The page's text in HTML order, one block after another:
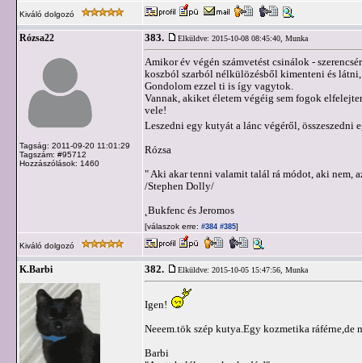
Kiváló dolgozó
Rózsa22
Tagság: 2011-09-20 11:01:29
Tagszám: #95712
Hozzászólások: 1460
383. Elküldve: 2015-10-08 08:45:40, Munka
Amikor év végén számvetést csinálok -
koszból szarból nélkülözésből kimenteni és
Gondolom ezzel ti is így vagytok.
Vannak, akiket életem végéig sem fogok
vele!
Leszedni egy kutyát a lánc végéről,
Rózsa
" Aki akar tenni valamit talál rá módot, aki nem,
/Stephen Dolly/
˛Bukfenc és Jeromos
[válaszok erre: #384 #385]
Kiváló dolgozó
K.Barbi 382. Elküldve: 2015-10-05 15:47:56, Munka
Igen!
Neeem.tök szép kutya.Egy kozmetika ráférne,de
Barbi